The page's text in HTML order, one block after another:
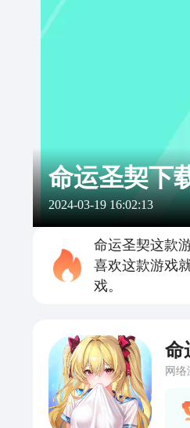
命运圣契下
2024-03-19 16:02:13
命运圣契这款
喜欢这款游戏
戏。
命
网络